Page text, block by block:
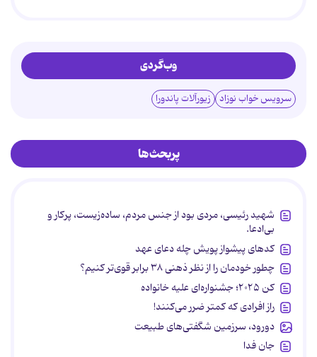
وب‌گردی
سرویس خواب نوزاد زیورآلات پاندورا
پربحث‌ها
شهید رئیسی، مردی بود از جنس مردم، ساده‌زیست، پرکار و
بی‌ادعا.
کدهای پیشواز پویش چله دعای عهد
چطور خودمان را از نظر ذهنی ۳۸ برابر قوی‌تر کنیم؟
کن ۲۰۲۵؛ جشنواره‌ای علیه خانواده
راز افرادی که کمتر ضرر می‌کنند!
دورود، سرزمین شگفتی‌های طبیعت
جان فدا